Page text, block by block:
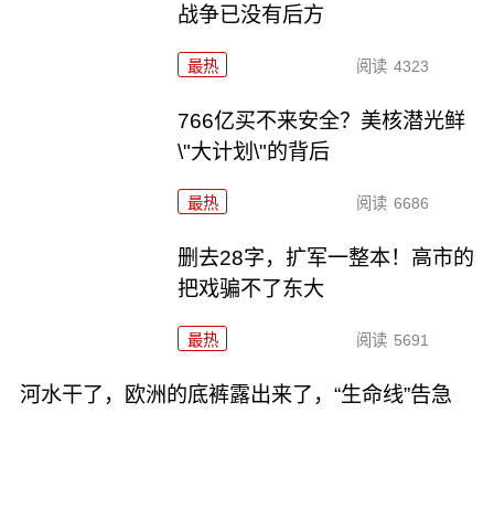
战争已没有后方
最热 阅读 4323
766亿买不来安全？美核潜光鲜
\"大计划\"的背后
最热 阅读 6686
删去28字，扩军一整本！高市的
把戏骗不了东大
最热 阅读 5691
河水干了，欧洲的底裤露出来了，“生命线”告急